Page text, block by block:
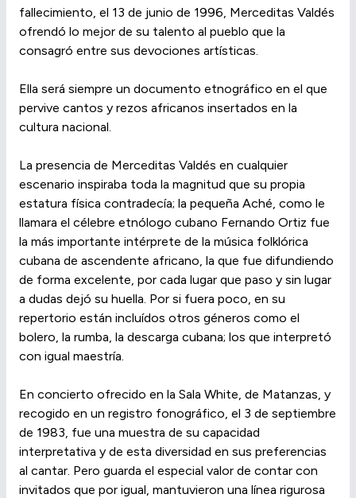
fallecimiento, el 13 de junio de 1996, Merceditas Valdés
ofrendó lo mejor de su talento al pueblo que la
consagró entre sus devociones artísticas.
Ella será siempre un documento etnográfico en el que
pervive cantos y rezos africanos insertados en la
cultura nacional.
La presencia de Merceditas Valdés en cualquier
escenario inspiraba toda la magnitud que su propia
estatura física contradecía; la pequeña Aché, como le
llamara el célebre etnólogo cubano Fernando Ortiz fue
la más importante intérprete de la música folklórica
cubana de ascendente africano, la que fue difundiendo
de forma excelente, por cada lugar que paso y sin lugar
a dudas dejó su huella. Por si fuera poco, en su
repertorio están incluídos otros géneros como el
bolero, la rumba, la descarga cubana; los que interpretó
con igual maestría.
En concierto ofrecido en la Sala White, de Matanzas, y
recogido en un registro fonográfico, el 3 de septiembre
de 1983, fue una muestra de su capacidad
interpretativa y de esta diversidad en sus preferencias
al cantar. Pero guarda el especial valor de contar con
invitados que por igual, mantuvieron una línea rigurosa